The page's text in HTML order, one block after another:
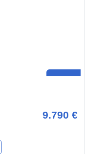
9.790 €